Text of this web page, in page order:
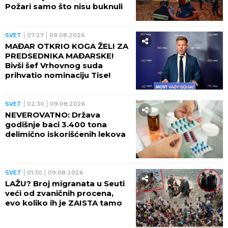
Požari samo što nisu buknuli
SVET 07:27 09.08.2026
MAĐAR OTKRIO KOGA ŽELI ZA
PREDSEDNIKA MAĐARSKE!
Bivši šef Vrhovnog suda
prihvatio nominaciju Tise!
SVET 02:30 09.08.2026
NEVEROVATNO: Država
godišnje baci 3.400 tona
delimično iskorišćenih lekova
SVET 01:30 09.08.2026
LAŽU? Broj migranata u Seuti
veći od zvaničnih procena,
evo koliko ih je ZAISTA tamo